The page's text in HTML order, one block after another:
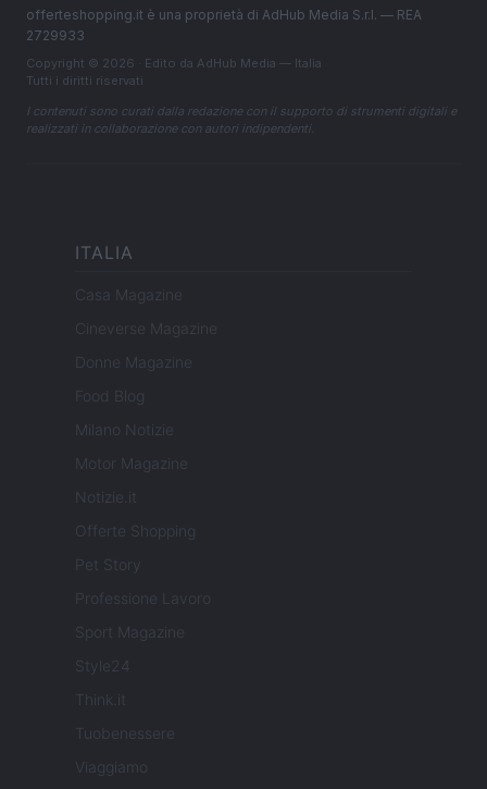
offerteshopping.it è una proprietà di AdHub Media S.r.l. — REA
2729933
Copyright © 2026 · Edito da AdHub Media — Italia
Tutti i diritti riservati
I contenuti sono curati dalla redazione con il supporto di strumenti digitali e
realizzati in collaborazione con autori indipendenti.
ITALIA
Casa Magazine
Cineverse Magazine
Donne Magazine
Food Blog
Milano Notizie
Motor Magazine
Notizie.it
Offerte Shopping
Pet Story
Professione Lavoro
Sport Magazine
Style24
Think.it
Tuobenessere
Viaggiamo